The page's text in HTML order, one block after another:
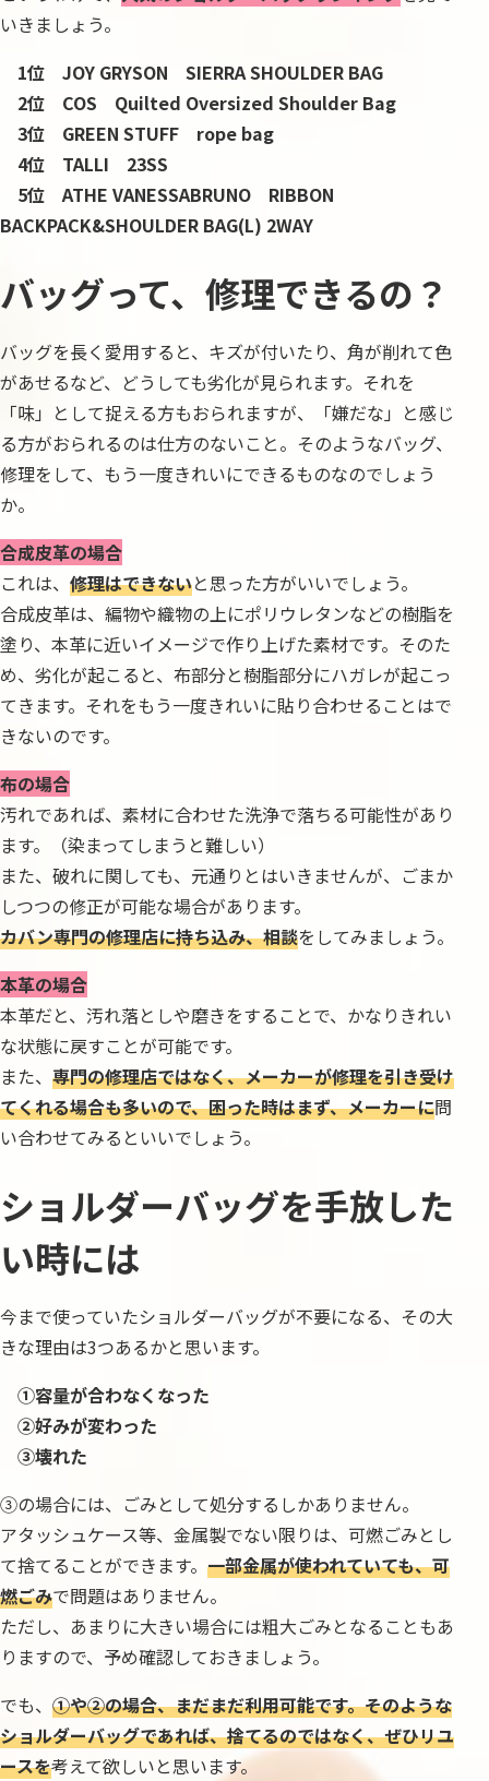
いきましょう。
1位 JOY GRYSON SIERRA SHOULDER BAG
2位 COS Quilted Oversized Shoulder Bag
3位 GREEN STUFF rope bag
4位 TALLI 23SS
5位 ATHE VANESSABRUNO RIBBON
BACKPACK&SHOULDER BAG(L) 2WAY
バッグって、修理できるの？
バッグを長く愛用すると、キズが付いたり、角が削れて色
があせるなど、どうしても劣化が見られます。それを
「味」として捉える方もおられますが、「嫌だな」と感じ
る方がおられるのは仕方のないこと。そのようなバッグ、
修理をして、もう一度きれいにできるものなのでしょう
か。
合成皮革の場合
これは、 修理はできないと思った方がいいでしょう。
合成皮革は、編物や織物の上にポリウレタンなどの樹脂を
塗り、本革に近いイメージで作り上げた素材です。そのた
め、劣化が起こると、布部分と樹脂部分にハガレが起こっ
てきます。それをもう一度きれいに貼り合わせることはで
きないのです。
布の場合
汚れであれば、素材に合わせた洗浄で落ちる可能性があり
ます。（染まってしまうと難しい）
また、破れに関しても、元通りとはいきませんが、ごまか
しつつの修正が可能な場合があります。
カバン専門の修理店に持ち込み、相談をしてみましょう。
本革の場合
本革だと、汚れ落としや磨きをすることで、かなりきれい
な状態に戻すことが可能です。
また、 専門の修理店ではなく、メーカーが修理を引き受け
てくれる場合も多いので、困った時はまず、メーカーに問
い合わせてみるといいでしょう。
ショルダーバッグを手放した
い時には
今まで使っていたショルダーバッグが不要になる、その大
きな理由は3つあるかと思います。
①容量が合わなくなった
②好みが変わった
③壊れた
③の場合には、ごみとして処分するしかありません。
アタッシュケース等、金属製でない限りは、可燃ごみとし
て捨てることができます。 一部金属が使われていても、可
燃ごみで問題はありません。
ただし、あまりに大きい場合には粗大ごみとなることもあ
りますので、予め確認しておきましょう。
でも、 ①や②の場合、まだまだ利用可能です。そのような
ショルダーバッグであれば、捨てるのではなく、ぜひリユ
ースを考えて欲しいと思います。